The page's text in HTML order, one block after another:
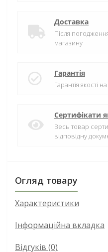
Доставка
Після
магазину
Гарантія
Гарантія якості
Сертифікати
Весь товар
відповідну
Огляд товару
Характеристики
Інформаційна вкладка
Відгуків (0)